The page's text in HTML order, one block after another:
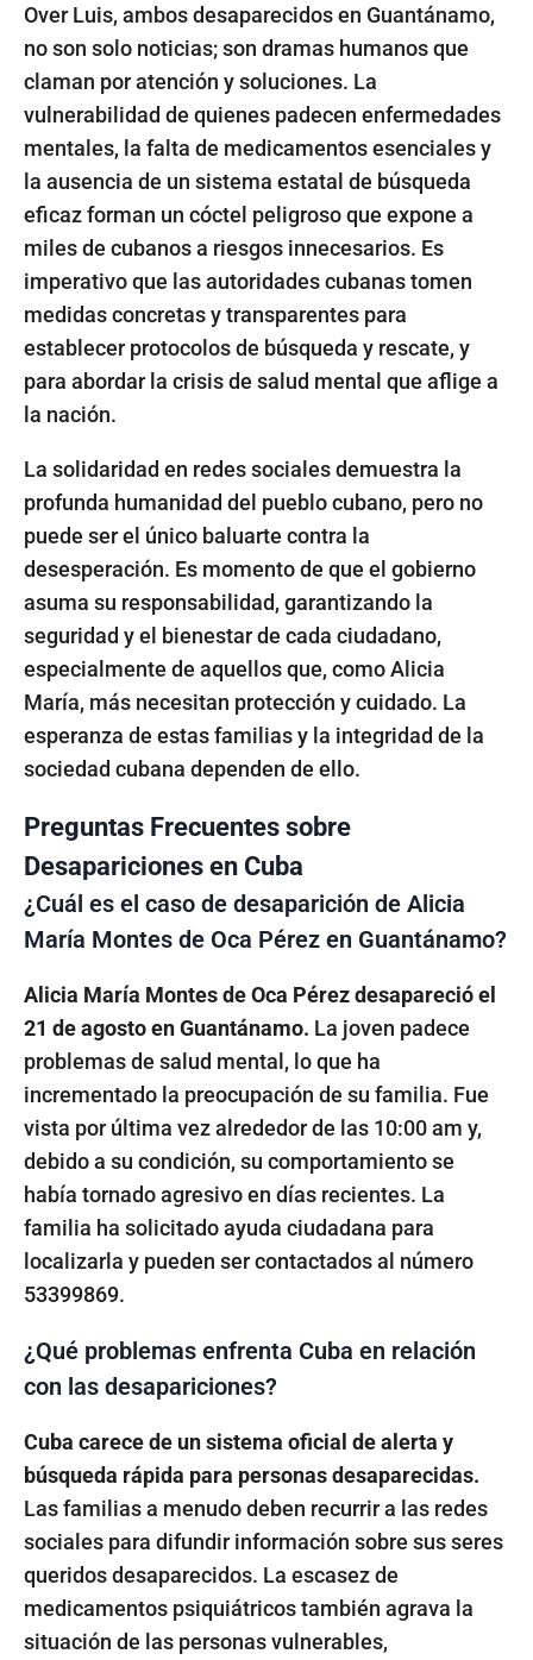
Over Luis, ambos desaparecidos en Guantánamo,
no son solo noticias; son dramas humanos que
claman por atención y soluciones. La
vulnerabilidad de quienes padecen enfermedades
mentales, la falta de medicamentos esenciales y
la ausencia de un sistema estatal de búsqueda
eficaz forman un cóctel peligroso que expone a
miles de cubanos a riesgos innecesarios. Es
imperativo que las autoridades cubanas tomen
medidas concretas y transparentes para
establecer protocolos de búsqueda y rescate, y
para abordar la crisis de salud mental que aflige a
la nación.
La solidaridad en redes sociales demuestra la
profunda humanidad del pueblo cubano, pero no
puede ser el único baluarte contra la
desesperación. Es momento de que el gobierno
asuma su responsabilidad, garantizando la
seguridad y el bienestar de cada ciudadano,
especialmente de aquellos que, como Alicia
María, más necesitan protección y cuidado. La
esperanza de estas familias y la integridad de la
sociedad cubana dependen de ello.
Preguntas Frecuentes sobre
Desapariciones en Cuba
¿Cuál es el caso de desaparición de Alicia
María Montes de Oca Pérez en Guantánamo?
Alicia María Montes de Oca Pérez desapareció el
21 de agosto en Guantánamo. La joven padece
problemas de salud mental, lo que ha
incrementado la preocupación de su familia. Fue
vista por última vez alrededor de las 10:00 am y,
debido a su condición, su comportamiento se
había tornado agresivo en días recientes. La
familia ha solicitado ayuda ciudadana para
localizarla y pueden ser contactados al número
53399869.
¿Qué problemas enfrenta Cuba en relación
con las desapariciones?
Cuba carece de un sistema oficial de alerta y
búsqueda rápida para personas desaparecidas.
Las familias a menudo deben recurrir a las redes
sociales para difundir información sobre sus seres
queridos desaparecidos. La escasez de
medicamentos psiquiátricos también agrava la
situación de las personas vulnerables,